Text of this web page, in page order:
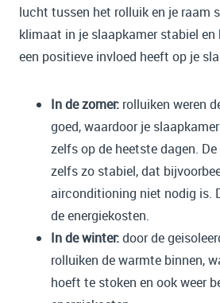
lucht tussen het rolluik en je raam
klimaat in je slaapkamer stabiel
een positieve invloed heeft op je
In de zomer: rolluiken weren
goed, waardoor je
zelfs op de heetste dagen.
zelfs zo stabiel, dat
airconditioning niet nodig is.
de energiekosten.
In de winter:door de
rolluiken de warmte binnen,
hoeft te stoken en ook weer